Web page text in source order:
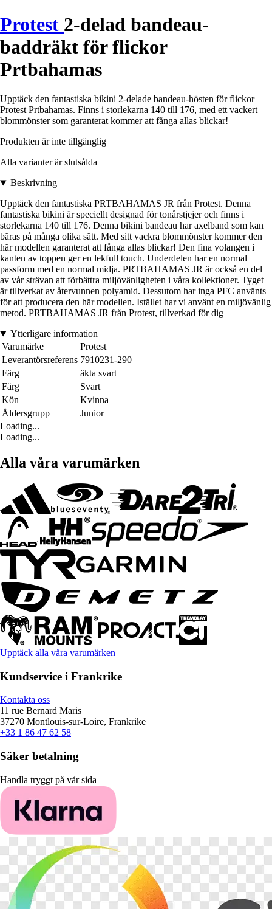
Protest 2-delad bandeau-
baddräkt för flickor
Prtbahamas
Upptäck den fantastiska bikini 2-delade bandeau-hösten för flickor
Protest Prtbahamas. Finns i storlekarna 140 till 176, med ett vackert
blommönster som garanterat kommer att fånga allas blickar!
Produkten är inte tillgänglig
Alla varianter är slutsålda
Beskrivning
Upptäck den fantastiska PRTBAHAMAS JR från Protest. Denna
fantastiska bikini är speciellt designad för tonårstjejer och finns i
storlekarna 140 till 176. Denna bikini bandeau har axelband som kan
bäras på många olika sätt. Med sitt vackra blommönster kommer den
här modellen garanterat att fånga allas blickar! Den fina volangen i
kanten av toppen ger en lekfull touch. Underdelen har en normal
passform med en normal midja. PRTBAHAMAS JR är också en del
av vår strävan att förbättra miljövänligheten i våra kollektioner. Tyget
är tillverkat av återvunnen polyamid. Dessutom har inga PFC använts
för att producera den här modellen. Istället har vi använt en miljövänlig
metod. PRTBAHAMAS JR från Protest, tillverkad för dig
Ytterligare information
Varumärke
Protest
Leverantörsreferens 7910231-290
Färg
äkta svart
Färg
Svart
Kön
Kvinna
Åldersgrupp
Junior
Loading...
Loading...
Alla våra varumärken
Upptäck alla våra varumärken
Kundservice i Frankrike
Kontakta oss
11 rue Bernard Maris
37270 Montlouis-sur-Loire, Frankrike
+33 1 86 47 62 58
Säker betalning
Handla tryggt på vår sida